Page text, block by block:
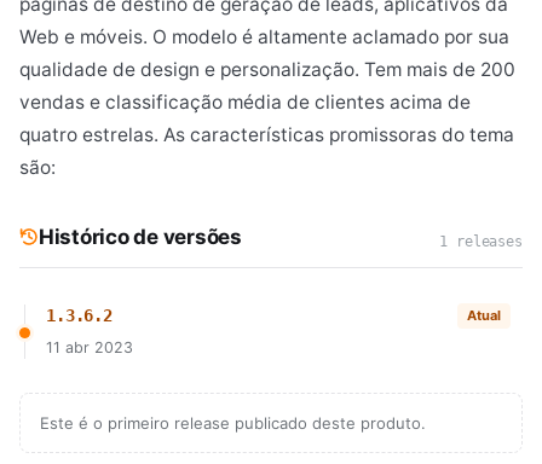
páginas de destino de geração de leads, aplicativos da
Web e móveis. O modelo é altamente aclamado por sua
qualidade de design e personalização. Tem mais de 200
vendas e classificação média de clientes acima de
quatro estrelas. As características promissoras do tema
são:
Histórico de versões 1 releases
1.3.6.2 Atual
11 abr 2023
Este é o primeiro release publicado deste produto.